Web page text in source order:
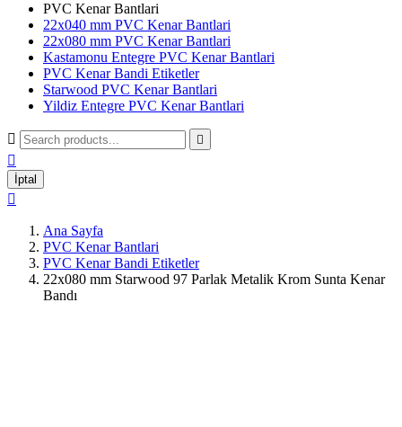
PVC Kenar Bantlari
22x040 mm PVC Kenar Bantlari
22x080 mm PVC Kenar Bantlari
Kastamonu Entegre PVC Kenar Bantlari
PVC Kenar Bandi Etiketler
Starwood PVC Kenar Bantlari
Yildiz Entegre PVC Kenar Bantlari
 

İptal

Ana Sayfa
PVC Kenar Bantlari
PVC Kenar Bandi Etiketler
22x080 mm Starwood 97 Parlak Metalik Krom Sunta Kenar
Bandı